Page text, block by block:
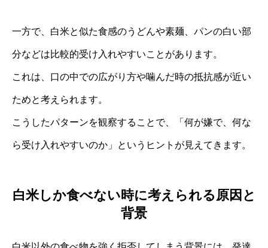
一方で、白米と似た食感のうどんや素麺、パンの白い部
分などは比較的受け入れやすいことがあります。
これは、口の中での広がり方や噛んだ時の抵抗感が近い
ためと考えられます。
こうしたパターンを観察することで、「何が嫌で、何な
ら受け入れやすいのか」というヒントが見えてきます。
白米しか食べない時に考えられる原因と
背景